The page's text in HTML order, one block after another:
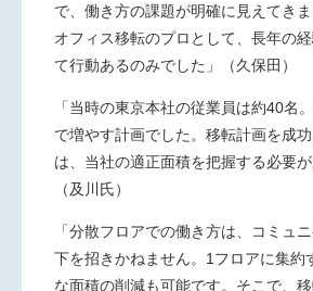
で、働き方の課題が明確に見えてき
オフィス移転のプロとして、長年の
て行動あるのみでした」（久保田）
「当時の東京本社の従業員は約40名
で増やす計画でした。移転計画を成
は、当社の適正面積を把握する必要が
（及川氏）
「分散フロアでの働き方は、コミュ
下を招きかねません。 1 フロアに集約
な面積の削減も可能です。そこで、